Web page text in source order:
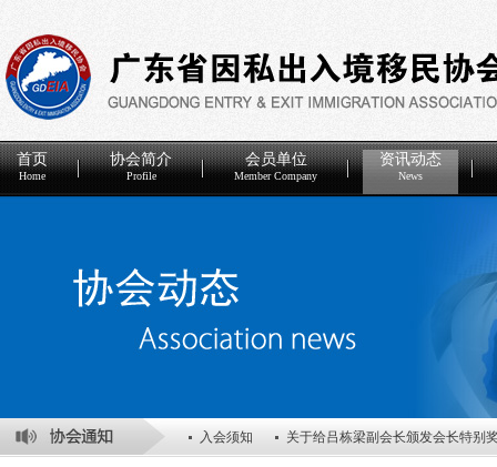
首页
Home
协会简介
Profile
会员单位
Member Company
资讯动态
News
入会须知 关于给吕栋梁副会长颁发会长特别